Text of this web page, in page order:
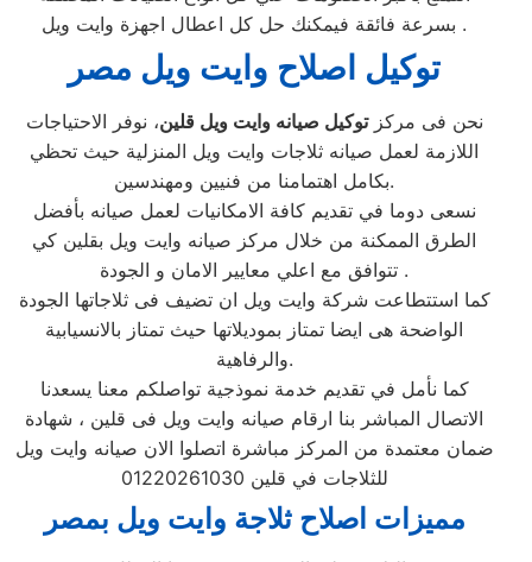
بسرعة فائقة فيمكنك حل كل اعطال اجهزة وايت ويل .
توكيل اصلاح وايت ويل مصر
نحن فى مركزتوكيل صيانه وايت ويل قلين، نوفر الاحتياجات
اللازمة لعمل صيانه ثلاجات وايت ويل المنزلية حيث تحظي
بكامل اهتمامنا من فنيين ومهندسين.
نسعى دوما في تقديم كافة الامكانيات لعمل صيانه بأفضل
الطرق الممكنة من خلال مركز صيانه وايت ويل بقلين كي
تتوافق مع اعلي معايير الامان و الجودة .
كما استتطاعت شركة وايت ويل ان تضيف فى ثلاجاتها الجودة
الواضحة هى ايضا تمتاز بموديلاتها حيث تمتاز بالانسيابية
والرفاهية.
كما نأمل في تقديم خدمة نموذجية تواصلكم معنا يسعدنا
الاتصال المباشر بنا ارقام صيانه وايت ويل فى قلين ، شهادة
ضمان معتمدة من المركز مباشرة اتصلوا الان صيانه وايت ويل
للثلاجات في قلين 01220261030
مميزات اصلاح ثلاجة وايت ويل بمصر